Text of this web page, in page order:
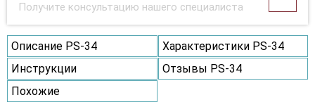
Получите консультацию нашего специалиста
Описание PS-34
Характеристики PS-34
Инструкции
Отзывы PS-34
Похожие